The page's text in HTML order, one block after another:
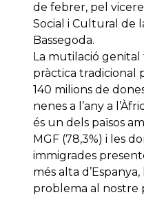
de febrer, pel
Social i Cultural de
Bassegoda.
La mutilació genital
pràctica tradicional
140 milions de
nenes a l’any a
és un dels països
MGF (78,3%) i les
immigrades
més alta
problema al nostre